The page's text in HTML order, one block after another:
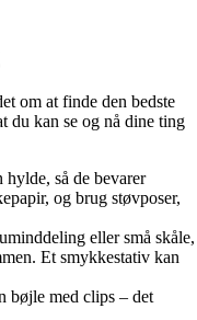
om at finde den bedste
du kan se og nå dine ting
hylde, så de bevarer
og brug støvposer,
eller små skåle,
Et smykkestativ kan
bøjle med clips – det